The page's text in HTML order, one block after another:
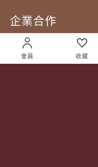
企業合作
企業合作
成為合作夥伴 ＆ 大宗採
會員 收藏